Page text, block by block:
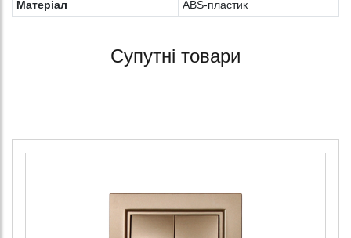
Матеріал
ABS-пластик
Супутні товари